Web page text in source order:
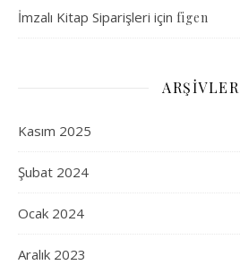
İmzalı Kitap Siparişleri için figen
ARŞIVLER
Kasım 2025
Şubat 2024
Ocak 2024
Aralık 2023